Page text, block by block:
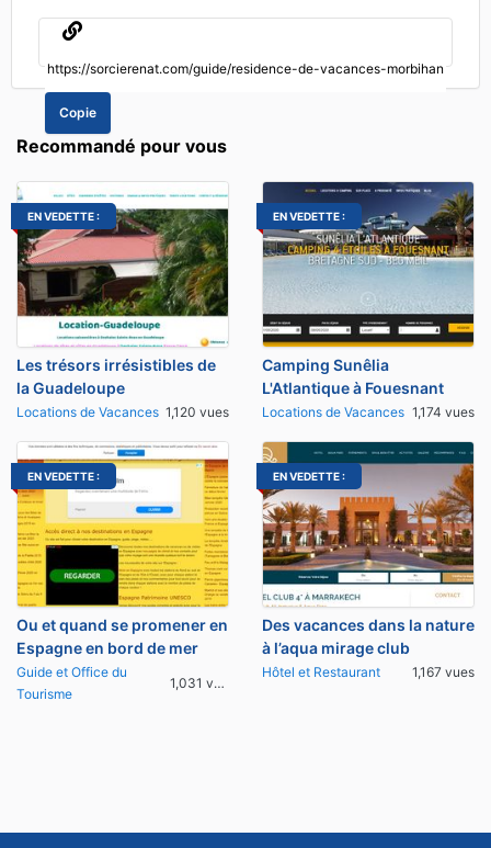
Copie
Recommandé pour vous
EN VEDETTE :
Les trésors irrésistibles de
la Guadeloupe
Locations de Vacances 1,120 vues
EN VEDETTE :
Camping Sunêlia
L'Atlantique à Fouesnant
Locations de Vacances 1,174 vues
EN VEDETTE :
Ou et quand se promener en
Espagne en bord de mer
Guide et Office du
Tourisme
1,031 vues
EN VEDETTE :
Des vacances dans la nature
à l’aqua mirage club
Hôtel et Restaurant 1,167 vues